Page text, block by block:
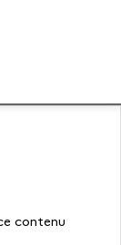
contenu